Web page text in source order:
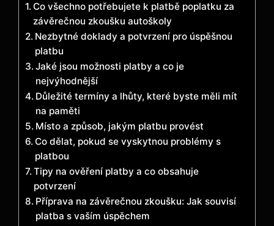
Co všechno potřebujete k platbě ‌poplatku za⁤
závěrečnou zkoušku autoškoly
Nezbytné doklady ​a potvrzení pro úspěšnou
⁣platbu
Jaké jsou možnosti platby a co⁤ je
nejvýhodnější
Důležité termíny a lhůty, které byste ⁢měli mít
na ​paměti
Místo a způsob, jakým platbu provést
Co dělat, pokud ‌se vyskytnou problémy s
platbou
Tipy na​ ověření ⁢platby a co obsahuje
potvrzení
Příprava na závěrečnou ⁢zkoušku: Jak souvisí
platba ⁣s⁣ vaším úspěchem